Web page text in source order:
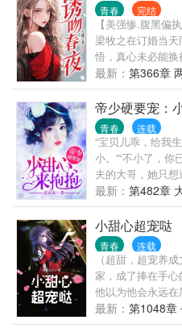
青春 完结
【美强惨.腹黑偏
梁牧之在订婚当
悟，真心未必能
身后的男人。 梁
栀给了他一束光
婚，到死，不换人
清楚了吗？” 后来
女人大打出手，意
人都说他冷漠寡
春夜月下，男人
薄的唇轻触她白皙
了一池春水。
最新： 第366章
帝少硬要宠：
青春 连载
“宝贝儿乖，给我
小。”“不小了，你
夫的大哥，她只
过她。他说：“睡
择，要么做我老
后者。可是，别人
她是在洗衣做饭，
老娘不干了！男
婆。做老婆就可以
后。他：“老婆，
文，1V1，男女主
最新： 第482章
小甜心超宠哒
青春 连载
（超甜，超宠养
家，成了捧在手心
他以为他会永远
她的靠近不屑一顾
她，迁就她，只
最新： 第1048章